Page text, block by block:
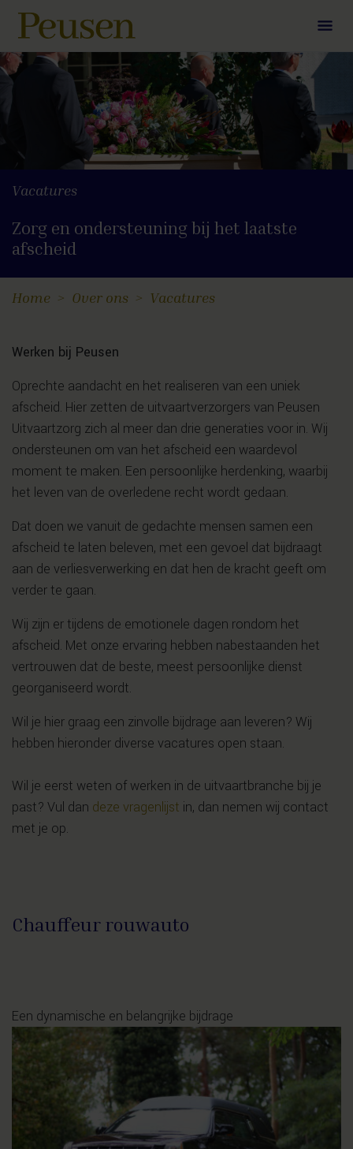
Vacatures
Zorg en ondersteuning bij het laatste
afscheid
Home Over ons Vacatures
Werken bij Peusen
Oprechte aandacht en het realiseren van een uniek
afscheid. Hier zetten de uitvaartverzorgers van Peusen
Uitvaartzorg zich al meer dan drie generaties voor in. Wij
ondersteunen om van het afscheid een waardevol
moment te maken. Een persoonlijke herdenking, waarbij
het leven van de overledene recht wordt gedaan.
Dat doen we vanuit de gedachte mensen samen een
afscheid te laten beleven, met een gevoel dat bijdraagt
aan de verliesverwerking en dat hen de kracht geeft om
verder te gaan.
Wij zijn er tijdens de emotionele dagen rondom het
afscheid. Met onze ervaring hebben nabestaanden het
vertrouwen dat de beste, meest persoonlijke dienst
georganiseerd wordt.
Wil je hier graag een zinvolle bijdrage aan leveren? Wij
hebben hieronder diverse vacatures open staan.
Wil je eerst weten of werken in de uitvaartbranche bij je
past? Vul dan deze vragenlijst in, dan nemen wij contact
met je op.
Chauffeur rouwauto
Een dynamische en belangrijke bijdrage